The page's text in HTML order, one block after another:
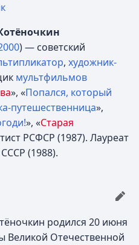
) — советский
, художник-
мультфильмов
», «Попался, который
путешественница»,
», «Старая
РСФСР (1987). Лауреат
(1988).
родился 20 июня
Великой Отечественной